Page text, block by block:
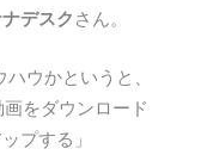
デスク さん。
ウかというと、
をダウンロード
プする」